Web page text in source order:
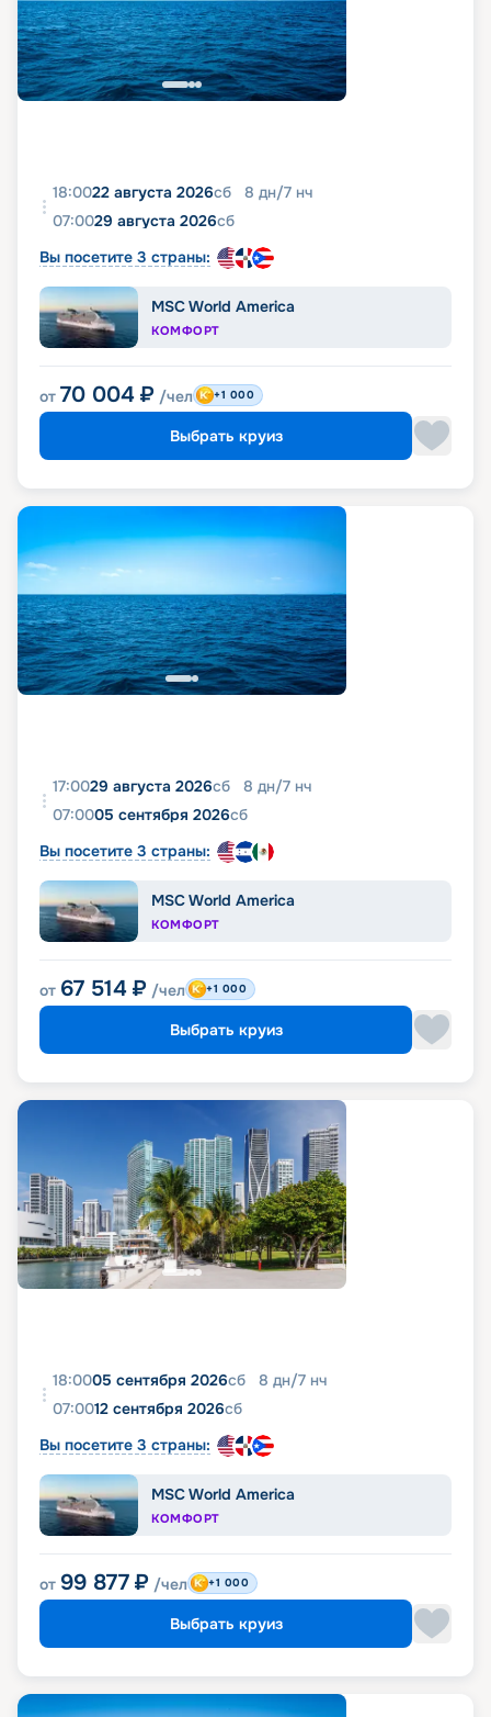
18:0022 августа 2026сб 8 дн/7 нч
07:0029 августа 2026сб
Вы посетите 3 страны:
MSC World America
КОМФОРТ
от 70 004 ₽ /чел +1 000
Выбрать круиз
17:0029 августа 2026сб 8 дн/7 нч
07:0005 сентября 2026сб
Вы посетите 3 страны:
MSC World America
КОМФОРТ
от 67 514 ₽ /чел +1 000
Выбрать круиз
18:0005 сентября 2026сб 8 дн/7 нч
07:0012 сентября 2026сб
Вы посетите 3 страны:
MSC World America
КОМФОРТ
от 99 877 ₽ /чел +1 000
Выбрать круиз